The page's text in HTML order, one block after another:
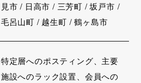
見市 / 日高市 / 三芳町 / 坂戸市 /
毛呂山町 / 越生町 / 鶴ヶ島市
特定層へのポスティング、主要
施設へのラック設置、会員への